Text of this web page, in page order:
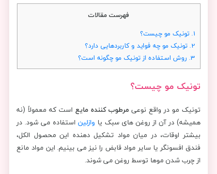
فهرست مقالات
1. تونیک مو چیست؟
2. تونیک مو چه فواید و کاربردهایی دارد؟
3. روش استفاده از تونیک مو چگونه است؟
تونیک مو چیست؟
تونیک مو در واقع نوعی مرطوب کننده مایع است که معمولاً (نه
همیشه) در آن از روغن های سبک یا وازلین استفاده می شود. در
بیشتر اوقات، در میان مواد تشکیل دهنده این محصول الکل،
فندق افسونگر یا سایر مواد قابض را نیز می بینیم. این مواد مانع
از چرب شدن موها توسط روغن می شوند.